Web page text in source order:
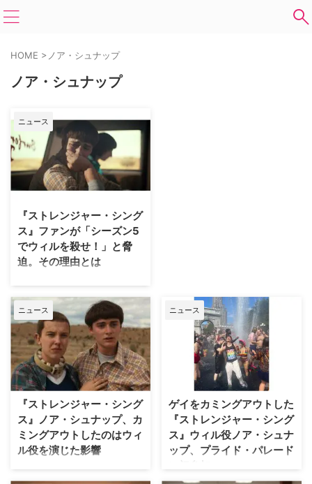
HOME > ノア・シュナップ
ノア・シュナップ
ニュース
『ストレンジャー・シング
ス』ファンが「シーズン5
でウィルを殺せ！」と脅
迫。その理由とは
知の世界』のファンの間で、「シ
ーズン5でウィル・バイヤーズを
殺せ！」との声が上がっている。
それは、なぜなのだろうか？ 米
CBRの記事をもとに解説する。
『ストレンジャー・シングス』フ
ァン「ウィルを劇中で殺してほし
い」 先日、撮影がスタートした
ばかりのシーズン5の撮影セット
画像が公開されたことを受け、番
組のファンの間で「ウィルを劇中
ニュース
『ストレンジャー・シング
ス』ノア・シュナップ、カ
ミングアウトしたのはウィ
ル役を演じた影響
Netflix『ストレンジャー・シング
ニュース
ゲイをカミングアウトした
『ストレンジャー・シング
ス』ウィル役ノア・シュナ
ップ、プライド・パレード
に初参加